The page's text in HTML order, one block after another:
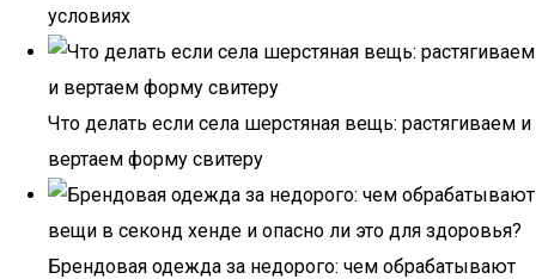
условиях
Что делать если села шерстяная вещь: растягиваем и
вертаем форму свитеру
Брендовая одежда за недорого: чем обрабатывают